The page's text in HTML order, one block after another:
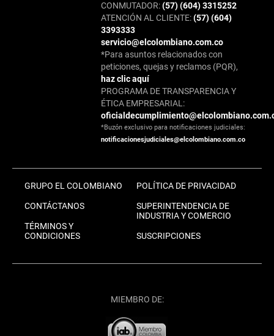
CONMUTADOR:(57) (604) 3315252
ATENCIÓN AL CLIENTE:(57) (604)
3393333
servicio@elcolombiano.com.co
*Para asuntos relacionados con
peticiones, quejas y reclamos (PQR),
haz clic aquí
PROGRAMA DE TRANSPARENCIA Y
ÉTICA EMPRESARIAL:
*Buzón exclusivo para notificaciones judiciales:
notificacionesjudiciales@elcolombiano.com.co
GRUPO EL COLOMBIANO
CONTÁCTANOS
TÉRMINOS Y
CONDICIONES
POLÍTICA DE PRIVACIDAD
SUPERINTENDENCIA DE
INDUSTRIA Y COMERCIO
SUSCRIPCIONES
MIEMBRO DE: